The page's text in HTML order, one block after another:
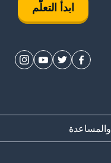
ابدأ التعلُّم
والمساعدة